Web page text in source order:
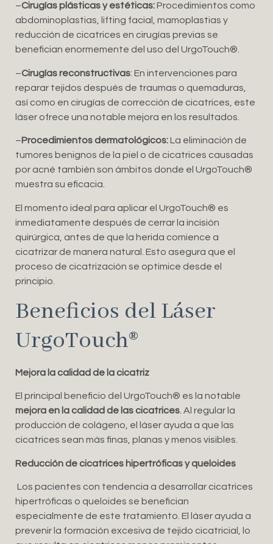
–Cirugías plásticas y estéticas:Procedimientos como
abdominoplastias, lifting facial, mamoplastias y
reducción de cicatrices en cirugías previas se
benefician enormemente del uso del UrgoTouch®️.
–Cirugías reconstructivas: En intervenciones para
reparar tejidos después de traumas o quemaduras,
así como en cirugías de corrección de cicatrices, este
láser ofrece una notable mejora en los resultados.
–Procedimientos dermatológicos:La eliminación de
tumores benignos de la piel o de cicatrices causadas
por acné también son ámbitos donde el UrgoTouch®️
muestra su eficacia.
El momento ideal para aplicar el UrgoTouch®️ es
inmediatamente después de cerrar la incisión
quirúrgica, antes de que la herida comience a
cicatrizar de manera natural. Esto asegura que el
proceso de cicatrización se optimice desde el
principio.
Beneficios del Láser
UrgoTouch®️
Mejora la calidad de la cicatriz
El principal beneficio del UrgoTouch®️ es la notable
mejora en la calidad de las cicatrices. Al regular la
producción de colágeno, el láser ayuda a que las
cicatrices sean más finas, planas y menos visibles.
Reducción de cicatrices hipertróficas y queloides
Los pacientes con tendencia a desarrollar cicatrices
hipertróficas o queloides se benefician
especialmente de este tratamiento. El láser ayuda a
prevenir la formación excesiva de tejido cicatricial, lo